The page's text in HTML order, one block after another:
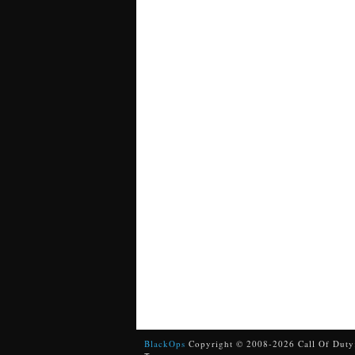
BlackOps Copyright © 2008-2026 Call Of